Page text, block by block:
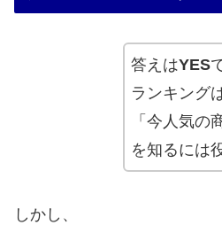
答えはYES
ランキング
「今人気の
を知るには
しかし、